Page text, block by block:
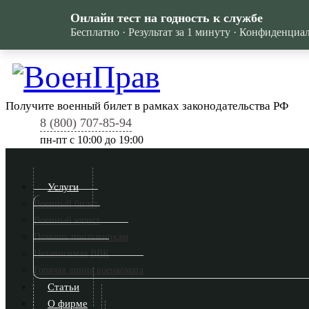
Получите военный билет в рамках законодательства РФ
8 (800) 707-85-94
пн-пт c 10:00 до 19:00
Услуги
Военный билет
Военный юрист
Помощь призывникам
Независимая ВВК
Горячая линия военкомата
Статьи
О фирме
Онлайн тест на годность к службе
Бесплатно · Результат за 1 минуту ·